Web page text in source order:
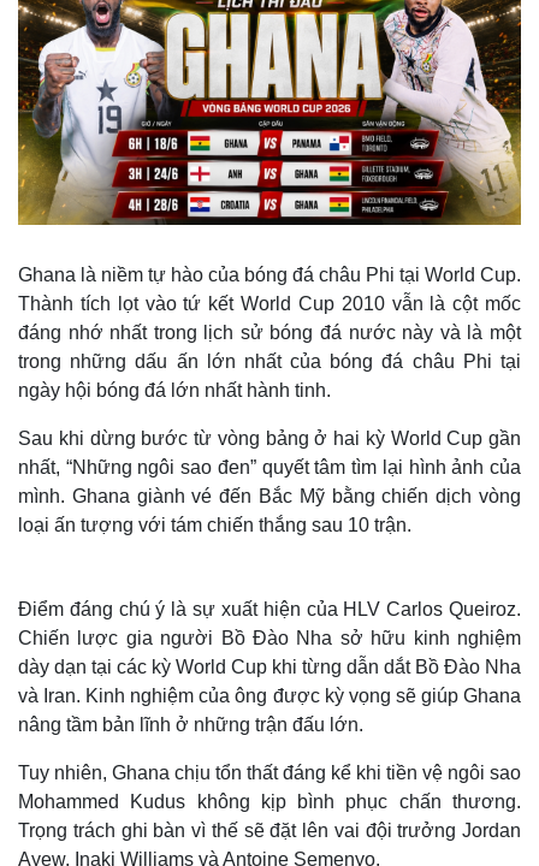
Ghana là niềm tự hào của bóng đá châu Phi tại World Cup.
Thành tích lọt vào tứ kết World Cup 2010 vẫn là cột mốc
đáng nhớ nhất trong lịch sử bóng đá nước này và là một
trong những dấu ấn lớn nhất của bóng đá châu Phi tại
ngày hội bóng đá lớn nhất hành tinh.
Sau khi dừng bước từ vòng bảng ở hai kỳ World Cup gần
nhất, “Những ngôi sao đen” quyết tâm tìm lại hình ảnh của
mình. Ghana giành vé đến Bắc Mỹ bằng chiến dịch vòng
loại ấn tượng với tám chiến thắng sau 10 trận.
Điểm đáng chú ý là sự xuất hiện của HLV Carlos Queiroz.
Chiến lược gia người Bồ Đào Nha sở hữu kinh nghiệm
dày dạn tại các kỳ World Cup khi từng dẫn dắt Bồ Đào Nha
và Iran. Kinh nghiệm của ông được kỳ vọng sẽ giúp Ghana
nâng tầm bản lĩnh ở những trận đấu lớn.
Tuy nhiên, Ghana chịu tổn thất đáng kể khi tiền vệ ngôi sao
Mohammed Kudus không kịp bình phục chấn thương.
Trọng trách ghi bàn vì thế sẽ đặt lên vai đội trưởng Jordan
Ayew, Inaki Williams và Antoine Semenyo.